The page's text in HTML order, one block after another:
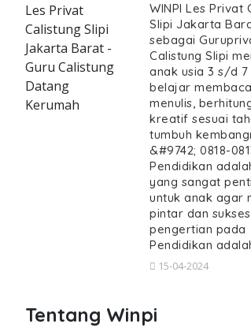
Les Privat
Calistung Slipi
Jakarta Barat -
Guru Calistung
Datang
Kerumah
WINPI Les Privat
Slipi Jakarta
sebagai
Calistung Slipi
anak usia 3 s/d 7
belajar
menulis,
kreatif sesuai
tumbuh
&#9742; 0818-
Pendidikan
yang sangat
untuk anak agar
pintar dan
pengertian pada
Pendidikan
15-04-2024
Tentang Winpi